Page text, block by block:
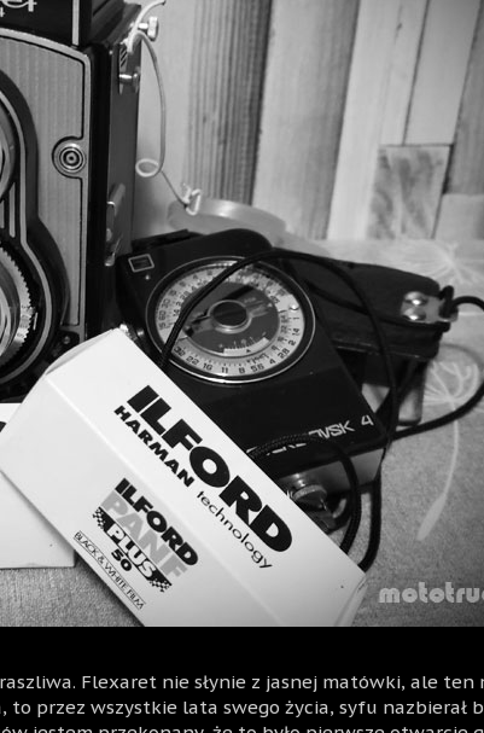
Flexaret nie słynie z jasnej matówki, ale ten
przez wszystkie lata swego życia, syfu nazbierał